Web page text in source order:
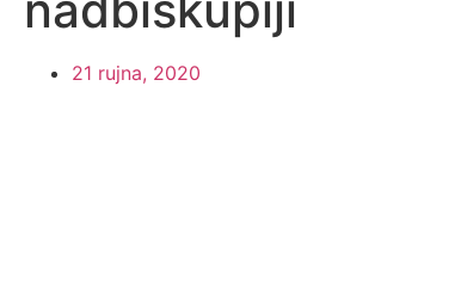
21 rujna, 2020